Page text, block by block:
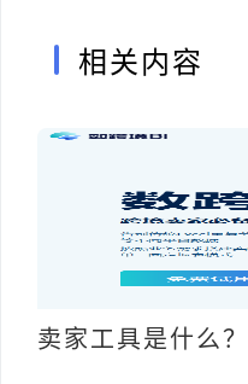
相关内容
卖家工具是什么